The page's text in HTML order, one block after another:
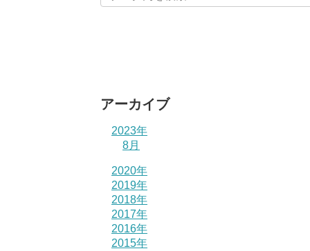
アーカイブ
2023年
8月
2020年
2019年
2018年
2017年
2016年
2015年